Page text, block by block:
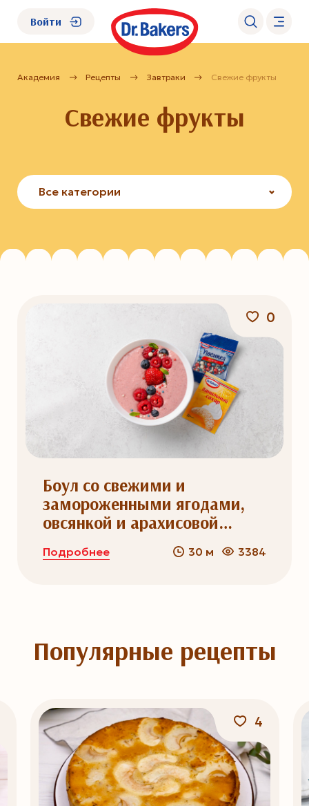
О нас
Каталог
Где купить?
FAQ
Войти
Академия Рецепты Завтраки Свежие фрукты
Свежие фрукты
Все категории
0
Боул со свежими и
замороженными ягодами,
овсянкой и арахисовой
Подробнее 30 м 3384
Популярные рецепты
4